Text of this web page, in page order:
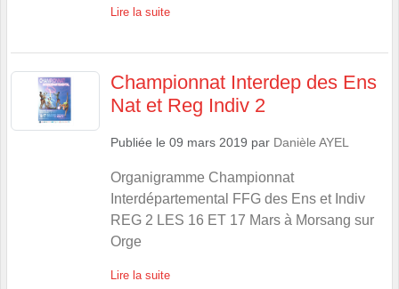
Lire la suite
Championnat Interdep des Ens
Nat et Reg Indiv 2
Publiée le 09 mars 2019 par Danièle AYEL
Organigramme Championnat
Interdépartemental FFG des Ens et Indiv
REG 2 LES 16 ET 17 Mars à Morsang sur
Orge
Lire la suite